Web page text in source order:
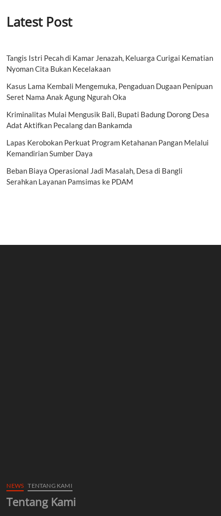
Latest Post
Tangis Istri Pecah di Kamar Jenazah, Keluarga Curigai Kematian
Nyoman Cita Bukan Kecelakaan
Kasus Lama Kembali Mengemuka, Pengaduan Dugaan Penipuan
Seret Nama Anak Agung Ngurah Oka
Kriminalitas Mulai Mengusik Bali, Bupati Badung Dorong Desa
Adat Aktifkan Pecalang dan Bankamda
Lapas Kerobokan Perkuat Program Ketahanan Pangan Melalui
Kemandirian Sumber Daya
Beban Biaya Operasional Jadi Masalah, Desa di Bangli
Serahkan Layanan Pamsimas ke PDAM
NEWS TENTANG KAMI
Tentang Kami